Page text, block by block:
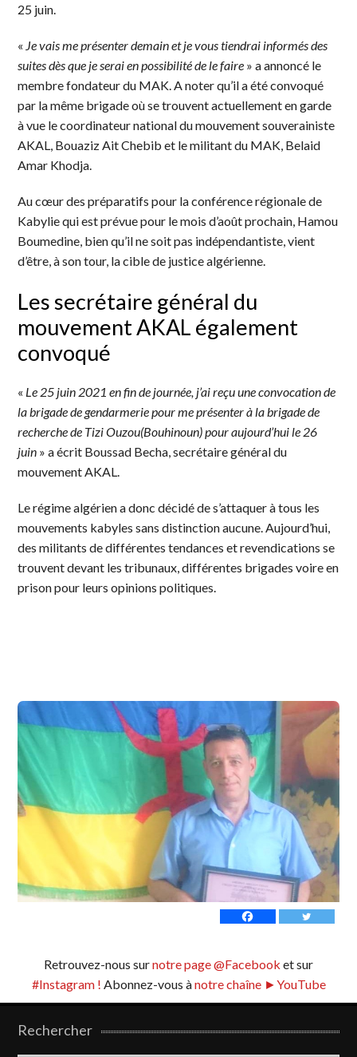
25 juin.
« Je vais me présenter demain et je vous tiendrai informés des
suites dès que je serai en possibilité de le faire » a annoncé le
membre fondateur du MAK. A noter qu’il a été convoqué
par la même brigade où se trouvent actuellement en garde
à vue le coordinateur national du mouvement souverainiste
AKAL, Bouaziz Ait Chebib et le militant du MAK, Belaid
Amar Khodja.
Au cœur des préparatifs pour la conférence régionale de
Kabylie qui est prévue pour le mois d’août prochain, Hamou
Boumedine, bien qu’il ne soit pas indépendantiste, vient
d’être, à son tour, la cible de justice algérienne.
Les secrétaire général du
mouvement AKAL également
convoqué
« Le 25 juin 2021 en fin de journée, j’ai reçu une convocation de
la brigade de gendarmerie pour me présenter à la brigade de
recherche de Tizi Ouzou(Bouhinoun) pour aujourd’hui le 26
juin » a écrit Boussad Becha, secrétaire général du
mouvement AKAL.
Le régime algérien a donc décidé de s’attaquer à tous les
mouvements kabyles sans distinction aucune. Aujourd’hui,
des militants de différentes tendances et revendications se
trouvent devant les tribunaux, différentes brigades voire en
prison pour leurs opinions politiques.
Retrouvez-nous surnotre page @Facebook et sur
#Instagram ! Abonnez-vous ànotre chaîne ►YouTube
Rechercher